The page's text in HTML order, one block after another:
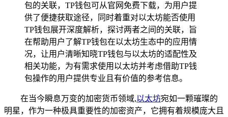
包的关联，TP钱包可从官网免费下载，为用户提
供了便捷获取途径，同时着重对以太坊能否使用
TP钱包展开深度解析，探讨两者之间的关联，旨
在帮助用户了解TP钱包在以太坊生态中的应用情
况，让用户清晰知晓TP钱包与以太坊的适配性及
相关功能，为有需求使用以太坊并考虑借助TP钱
包操作的用户提供专业且有价值的参考信息。
在当今瞬息万变的加密货币领域,以太坊宛如一颗璀璨的
明星，作为一种极具重要性的加密资产，它拥有着规模庞大且